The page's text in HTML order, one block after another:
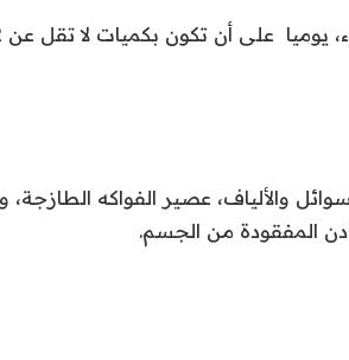
على أن تكون بكميات لا تقل عن 2 لتر من الماء.
والألياف، عصير الفواكه
المفقودة من الجسم.